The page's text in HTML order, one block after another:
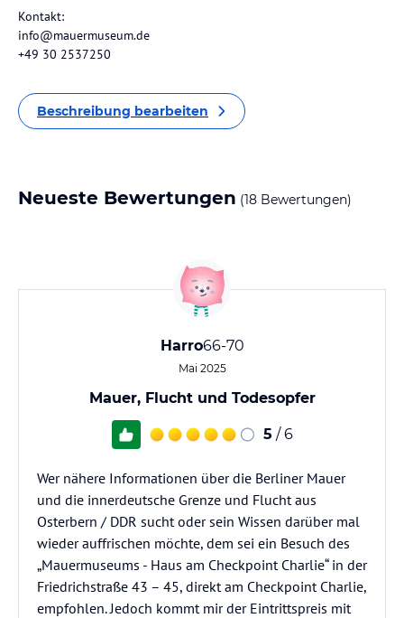
Kontakt:
info@mauermuseum.de
+49 30 2537250
Beschreibung bearbeiten
Neueste Bewertungen (18 Bewertungen)
Harro66-70
Mai 2025
Mauer, Flucht und Todesopfer
5 / 6
Wer nähere Informationen über die Berliner Mauer
und die innerdeutsche Grenze und Flucht aus
Osterbern / DDR sucht oder sein Wissen darüber mal
wieder auffrischen möchte, dem sei ein Besuch des
„Mauermuseums - Haus am Checkpoint Charlie“ in der
Friedrichstraße 43 – 45, direkt am Checkpoint Charlie,
empfohlen. Jedoch kommt mir der Eintrittspreis mit